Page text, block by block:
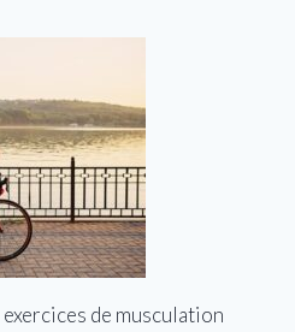
de musculation